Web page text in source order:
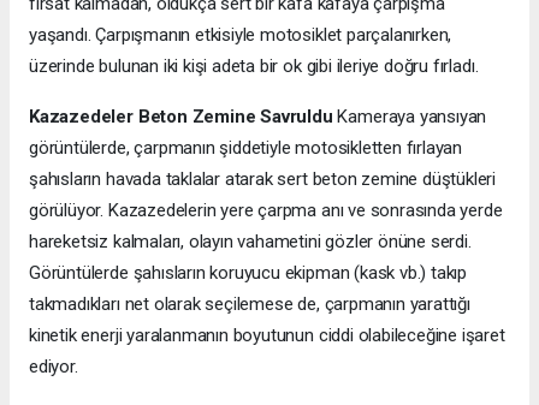
yaşandı. Çarpışmanın etkisiyle motosiklet parçalanırken,
üzerinde bulunan iki kişi adeta bir ok gibi ileriye doğru fırladı.
Kazazedeler Beton Zemine Savruldu Kameraya yansıyan
görüntülerde, çarpmanın şiddetiyle motosikletten fırlayan
şahısların havada taklalar atarak sert beton zemine düştükleri
görülüyor. Kazazedelerin yere çarpma anı ve sonrasında yerde
hareketsiz kalmaları, olayın vahametini gözler önüne serdi.
Görüntülerde şahısların koruyucu ekipman (kask vb.) takıp
takmadıkları net olarak seçilemese de, çarpmanın yarattığı
kinetik enerji yaralanmanın boyutunun ciddi olabileceğine işaret
ediyor.